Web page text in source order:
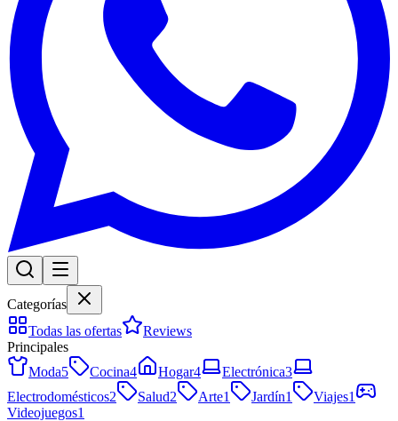
Categorías
Todas las ofertas
Reviews
Principales
Moda5 Cocina4 Hogar4 Electrónica3
Electrodomésticos2 Salud2 Arte1 Jardín1 Viajes1
Videojuegos1